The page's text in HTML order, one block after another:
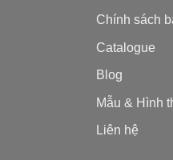
Chính sách
Catalogue
Blog
Mẫu & Hình
Liên hệ